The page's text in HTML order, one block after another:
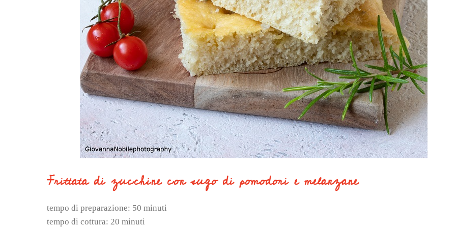
Frittata di zucchine con sugo di pomodori e melanzane
tempo di preparazione: 50 minuti
tempo di cottura: 20 minuti